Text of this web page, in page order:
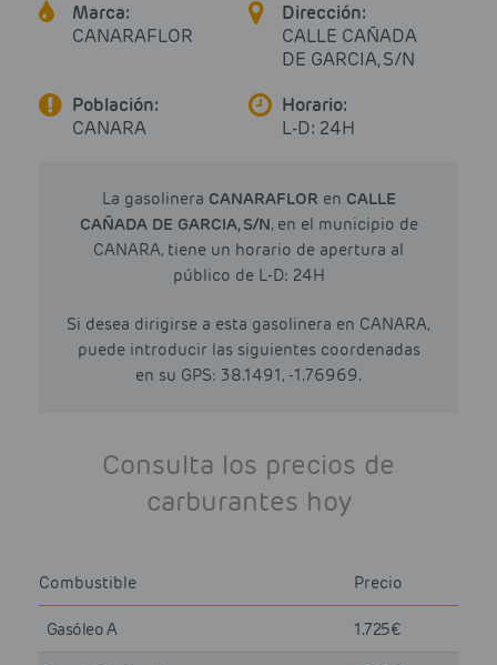
Marca:
CANARAFLOR
Dirección:
CALLE CAÑADA
DE GARCIA, S/N
Población:
CANARA
Horario:
L-D: 24H
La gasolinera CANARAFLOR en CALLE
CAÑADA DE GARCIA, S/N, en el municipio de
CANARA, tiene un horario de apertura al
público de L-D: 24H
Si desea dirigirse a esta gasolinera en CANARA,
puede introducir las siguientes coordenadas
en su GPS: 38.1491, -1.76969.
Consulta los precios de
carburantes hoy
Combustible Precio
Gasóleo A 1.725€